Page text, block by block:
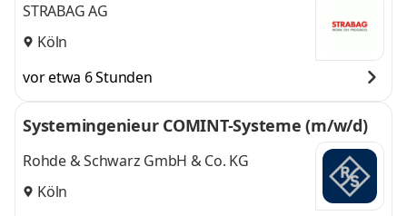
STRABAG AG
Köln
vor etwa 6 Stunden
Systemingenieur COMINT-Systeme (m/w/d)
Rohde & Schwarz GmbH & Co. KG
Köln